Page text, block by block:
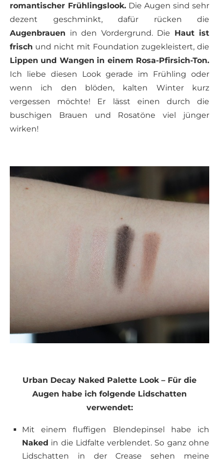
romantischer Frühlingslook. Die Augen sind sehr
dezent geschminkt, dafür rücken die
Augenbrauen in den Vordergrund. Die Haut ist
frisch und nicht mit Foundation zugekleistert, die
Lippen und Wangen in einem Rosa-Pfirsich-Ton.
Ich liebe diesen Look gerade im Frühling oder
wenn ich den blöden, kalten Winter kurz
vergessen möchte! Er lässt einen durch die
buschigen Brauen und Rosatöne viel jünger
wirken!
Urban Decay Naked Palette Look – Für die
Augen habe ich folgende Lidschatten
verwendet:
Mit einem fluffigen Blendepinsel habe ich
Naked in die Lidfalte verblendet. So ganz ohne
Lidschatten in der Crease sehen meine